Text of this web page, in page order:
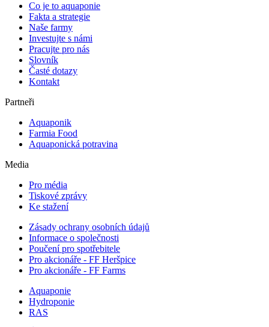
Co je to aquaponie
Fakta a strategie
Naše farmy
Investujte s námi
Pracujte pro nás
Slovník
Časté dotazy
Kontakt
Partneři
Aquaponik
Farmia Food
Aquaponická potravina
Media
Pro média
Tiskové zprávy
Ke stažení
Zásady ochrany osobních údajů
Informace o společnosti
Poučení pro spotřebitele
Pro akcionáře - FF Heršpice
Pro akcionáře - FF Farms
Aquaponie
Hydroponie
RAS